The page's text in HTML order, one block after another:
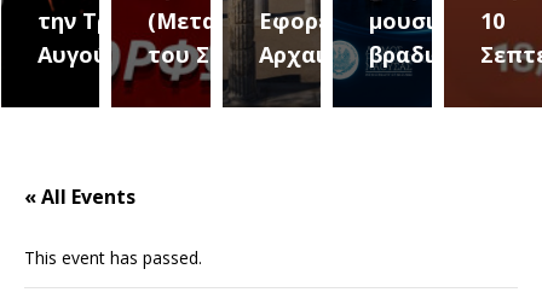
2
την Τρίτη 18
Αυγούστου
(Μεταμόρφωση
του Σωτήρος)
Εφορεία
Αρχαιοτήτων
μουσική
βραδιά
10
« All Events
This event has passed.